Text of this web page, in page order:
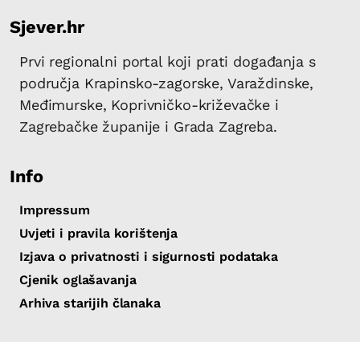
Sjever.hr
Prvi regionalni portal koji prati događanja s
područja Krapinsko-zagorske, Varaždinske,
Međimurske, Koprivničko-križevačke i
Zagrebačke županije i Grada Zagreba.
Info
Impressum
Uvjeti i pravila korištenja
Izjava o privatnosti i sigurnosti podataka
Cjenik oglašavanja
Arhiva starijih članaka